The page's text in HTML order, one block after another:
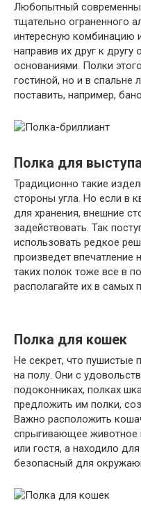
Любопытный
тщательно ограненного
интересную комбинацию
направив их друг к
основаниями. Полки
гостиной, но и в спальне
поставить, например,
Полка для
Традиционно такие
стороны угла. Но если в
для хранения, внешние
задействовать. Так
использовать редкое
произведет впечатление
таких полок тоже все в
располагайте их в самых
Полка для кошек
Не секрет, что пушистые
на полу. Они с
подоконниках, полках
предложить им полки,
Важно расположить
спрыгивающее животное
или гостя, а находило
безопасный для